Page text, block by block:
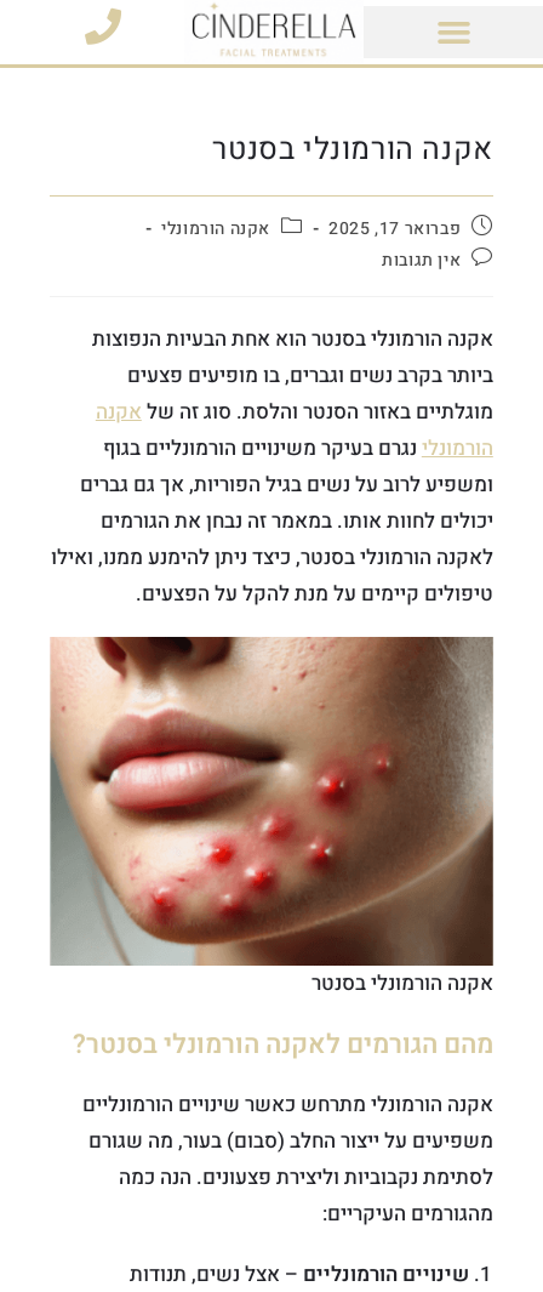
אקנה הורמונלי בסנטר
פברואר 17, 2025
אקנה הורמונלי
אין תגובות
אקנה הורמונלי בסנטר הוא אחת הבעיות הנפוצות
ביותר בקרב נשים וגברים, בו מופיעים פצעים
מוגלתיים באזור הסנטר והלסת. סוג זה שלאקנה
הורמונלי נגרם בעיקר משינויים הורמונליים בגוף
ומשפיע לרוב על נשים בגיל הפוריות, אך גם גברים
יכולים לחוות אותו. במאמר זה נבחן את הגורמים
לאקנה הורמונלי בסנטר, כיצד ניתן להימנע ממנו, ואילו
טיפולים קיימים על מנת להקל על הפצעים.
אקנה הורמונלי בסנטר
מהם הגורמים לאקנה הורמונלי בסנטר?
אקנה הורמונלי מתרחש כאשר שינויים הורמונליים
משפיעים על ייצור החלב (סבום) בעור, מה שגורם
לסתימת נקבוביות וליצירת פצעונים. הנה כמה
מהגורמים העיקריים:
שינויים הורמונליים – אצל נשים, תנודות